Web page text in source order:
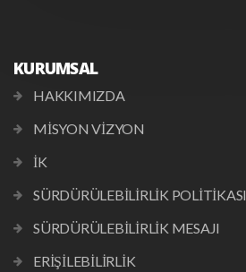
KURUMSAL
HAKKIMIZDA
MİSYON VİZYON
İK
SÜRDÜRÜLEBİLİRLİK POLİTİKASI
SÜRDÜRÜLEBİLİRLİK MESAJI
ERİŞİLEBİLİRLİK